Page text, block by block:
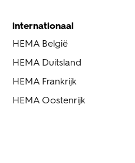
internationaal
HEMA België
HEMA Duitsland
HEMA Frankrijk
HEMA Oostenrijk